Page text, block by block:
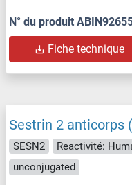
N° du produit
Fiche technique
Sestrin 2 anticorps
SESN2 Reactivité:
unconjugated